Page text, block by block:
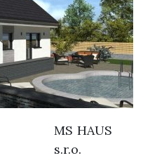
MS HAUS
s.r.o.